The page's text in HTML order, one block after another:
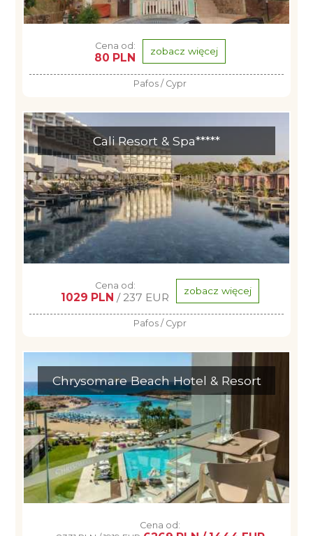
Cena od:
80 PLN zobacz więcej
Pafos / Cypr
Cali Resort & Spa*****
Cena od:
1029 PLN / 237 EUR zobacz więcej
Pafos / Cypr
Chrysomare Beach Hotel & Resort
Cena od: